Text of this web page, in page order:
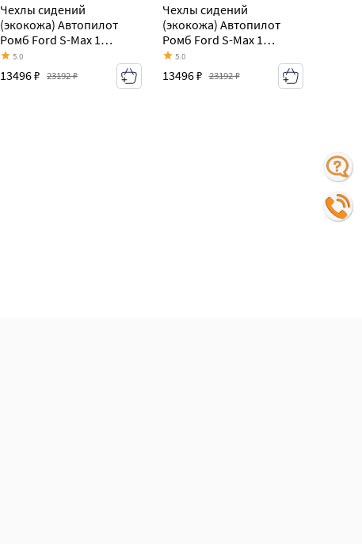
Чехлы сидений
(экокожа) Автопилот
Ромб Ford S-Max 1
дорестайлинг (2006-
2010)
5.0
13496 ₽ 23192 ₽
Чехлы сидений
(экокожа) Автопилот
Ромб Ford S-Max 1
дорестайлинг (2006-
2010)
5.0
13496 ₽ 23192 ₽